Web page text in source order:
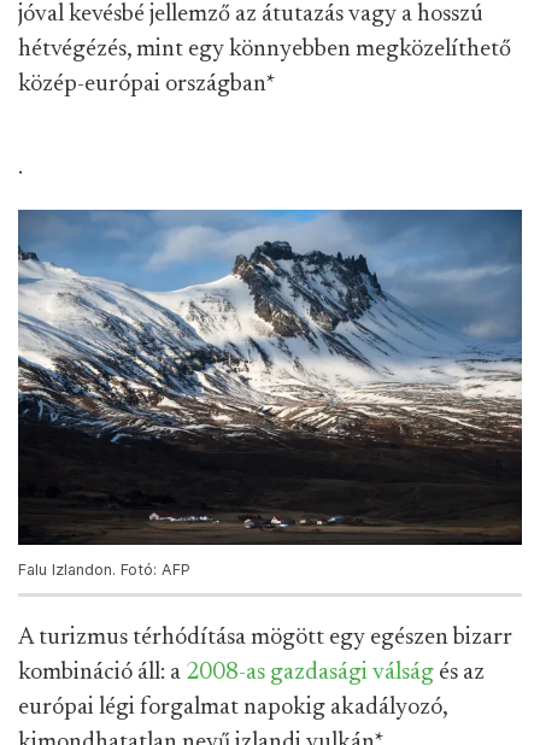
jóval kevésbé jellemző az átutazás vagy a hosszú
hétvégézés, mint egy könnyebben megközelíthető
közép-európai országban*
.
Falu Izlandon. Fotó: AFP
A turizmus térhódítása mögött egy egészen bizarr
kombináció áll: a 2008-as gazdasági válság és az
európai légi forgalmat napokig akadályozó,